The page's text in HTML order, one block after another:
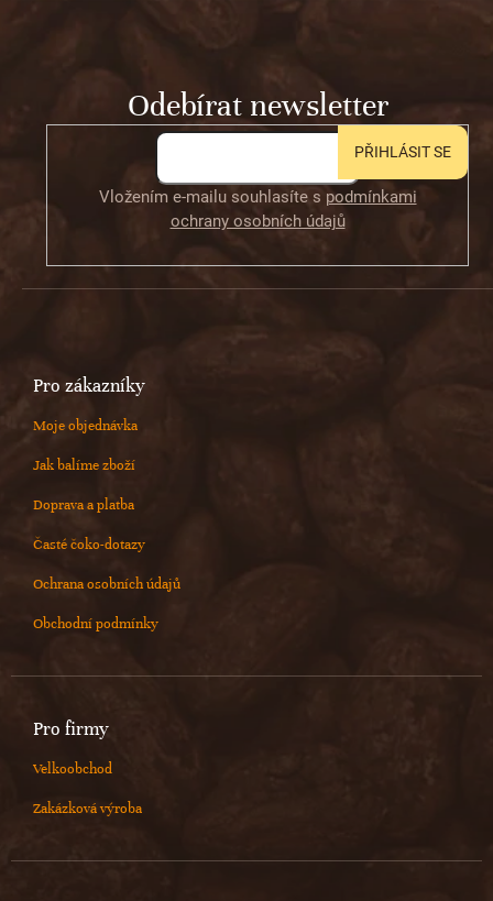
k
y
p
i
s
Odebírat newsletter
Vložením e-mailu souhlasíte s podmínkami
ochrany osobních údajů
PŘIHLÁSIT SE
Pro zákazníky
Moje objednávka
Jak balíme zboží
Doprava a platba
Časté čoko-dotazy
Ochrana osobních údajů
Obchodní podmínky
Pro firmy
Velkoobchod
Zakázková výroba